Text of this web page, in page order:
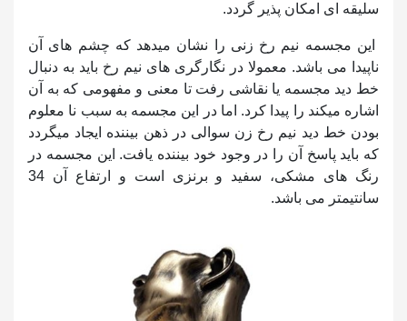
سلیقه ای امکان پذیر گردد.
این مجسمه نیم رخ زنی را نشان میدهد که چشم های آن
ناپیدا می باشد. معمولا در نگارگری های نیم رخ باید به دنبال
خط دید مجسمه یا نقاشی رفت تا معنی و مفهومی که به آن
اشاره میکند را پیدا کرد. اما در این مجسمه به سبب نا معلوم
بودن خط دید نیم رخ زن سوالی در ذهن بیننده ایجاد میگردد
که باید پاسخ آن را در وجود خود بیننده یافت. این مجسمه در
رنگ های مشکی، سفید و برنزی است و ارتفاع آن 34
سانتیمتر می باشد.